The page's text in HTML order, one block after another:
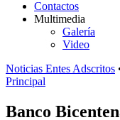
Contactos
Multimedia
Galería
Video
Noticias Entes Adscritos
Principal
Banco